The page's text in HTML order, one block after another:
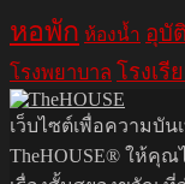
หอพัก ห้องน้ำ อุบั
โรงพยาบาล โรงเรี
เว็บไซต์เพื่อความบั
TheHOUSE® ให้คุณ